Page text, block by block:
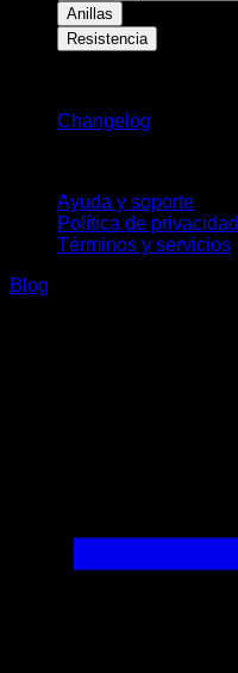
Anillas
Resistencia
Changelog
Ayuda y soporte
Política de privacidad
Términos y servicios
Blog